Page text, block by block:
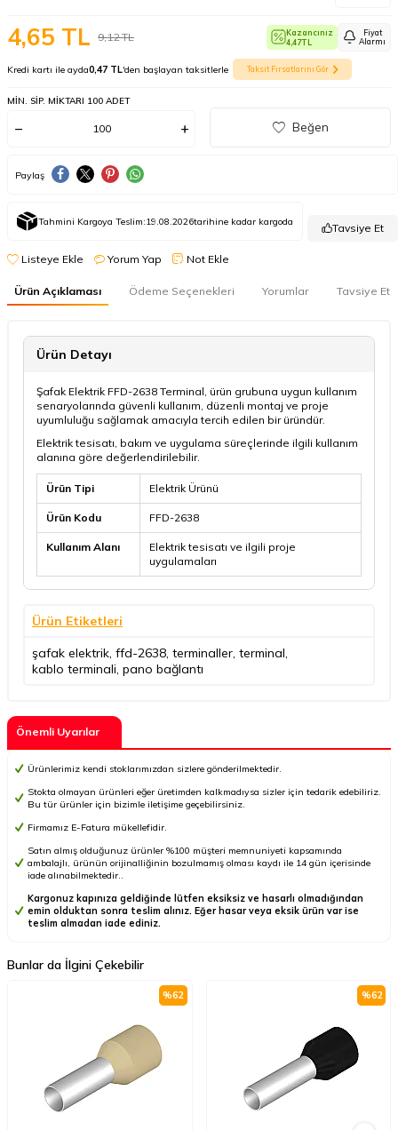
9,12TL
4,65 TL
Kazancınız
4,47TL
Fiyat
Alarmı
Kredi kartı ile ayda0,47 TL'den başlayan taksitlerle Taksit Fırsatlarını Gör
MIN. SIP. MIKTARI 100 ADET
Beğen
Paylaş
Tahmini Kargoya Teslim:19.08.2026tarihine kadar kargoda Tavsiye Et
Listeye Ekle Yorum Yap Not Ekle
Ürün Açıklaması Ödeme Seçenekleri Yorumlar Tavsiye Et
Ürün Detayı
Şafak Elektrik FFD-2638 Terminal, ürün grubuna uygun kullanım
senaryolarında güvenli kullanım, düzenli montaj ve proje
uyumluluğu sağlamak amacıyla tercih edilen bir üründür.
Elektrik tesisatı, bakım ve uygulama süreçlerinde ilgili kullanım
alanına göre değerlendirilebilir.
Ürün Tipi Elektrik Ürünü
Ürün Kodu FFD-2638
Kullanım Alanı
Elektrik tesisatı ve ilgili proje
uygulamaları
Ürün Etiketleri
şafak elektrik, ffd-2638, terminaller, terminal,
kablo terminali, pano bağlantı
Önemli Uyarılar
Ürünlerimiz kendi stoklarımızdan sizlere gönderilmektedir.
Stokta olmayan ürünleri eğer üretimden kalkmadıysa sizler için tedarik edebiliriz.
Bu tür ürünler için bizimle iletişime geçebilirsiniz.
Firmamız E-Fatura mükellefidir.
Satın almış olduğunuz ürünler %100 müşteri memnuniyeti kapsamında
ambalajlı, ürünün orijinalliğinin bozulmamış olması kaydı ile 14 gün içerisinde
iade alınabilmektedir..
Kargonuz kapınıza geldiğinde lütfen eksiksiz ve hasarlı olmadığından
emin olduktan sonra teslim alınız. Eğer hasar veya eksik ürün var ise
teslim almadan iade ediniz.
Bunlar da İlgini Çekebilir
%62 %62